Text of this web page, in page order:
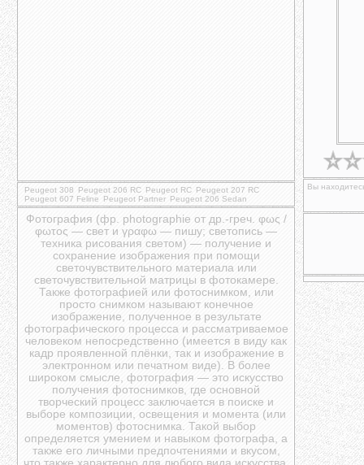
Peugeot 308 Peugeot 206 RC Peugeot RC Peugeot 207 RC
Peugeot 607 Feline
Peugeot Partner Peugeot 206 Sedan
Фотография (фр. photographie от др.-греч. φως /
φωτος — свет и γραφω — пишу; светопись —
техника рисования светом) — получение и
сохранение изображения при помощи
светочувствительного материала или
светочувствительной матрицы в фотокамере.
Также фотографией или фотоснимком, или
просто снимком называют конечное
изображение, полученное в результате
фотографического процесса и рассматриваемое
человеком непосредственно (имеется в виду как
кадр проявленной плёнки, так и изображение в
электронном или печатном виде). В более
широком смысле, фотография — это искусство
получения фотоснимков, где основной
творческий процесс заключается в поиске и
выборе композиции, освещения и момента (или
моментов) фотоснимка. Такой выбор
определяется умением и навыком фотографа, а
также его личными предпочтениями и вкусом,
Вы